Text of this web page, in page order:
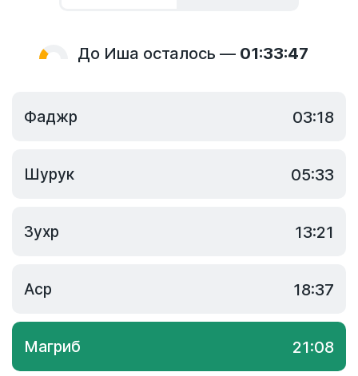
До Иша осталось — 01:33:46
Фаджр 03:18
Шурук 05:33
Зухр 13:21
Аср 18:37
Магриб 21:08